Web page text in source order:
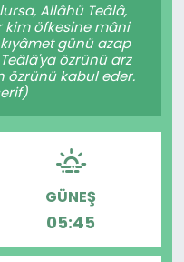
Allâhü Teâlâ,
kim öfkesine mâni
günü azap
özrünü arz
özrünü kabul eder.
GÜNEŞ
05:45